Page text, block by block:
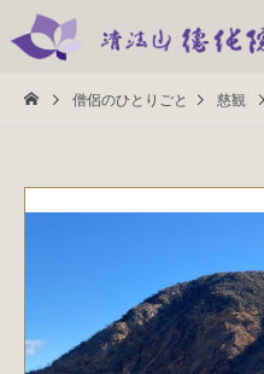
僧侶のひとりごと 慈観